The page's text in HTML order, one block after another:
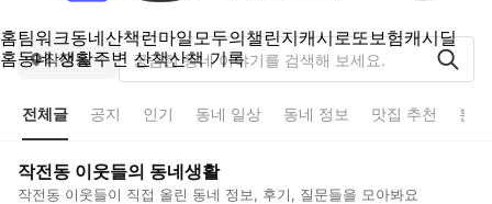
홈팀워크동네산책런마일모두의챌린지캐시로또보험캐시딜
홈동네 생활주변 산책산책 기록
작전동
전체글 공지 인기 동네 일상 동네 정보 맛집 추천 분
작전동 이웃들의 동네생활
작전동 이웃들이 직접 올린 동네 정보, 후기, 질문들을 모아봐요